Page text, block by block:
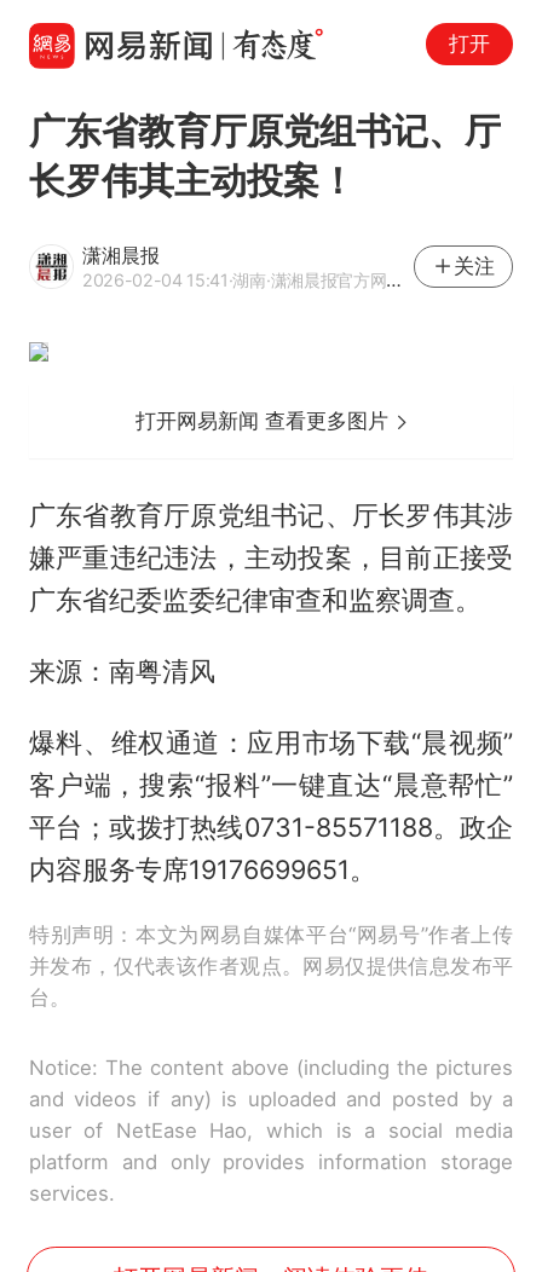
打开
广东省教育厅原党组书记、厅
长罗伟其主动投案！
潇湘晨报
2026-02-04 15:41·湖南·潇湘晨报官方网易号
关注
打开网易新闻 查看更多图片
广东省教育厅原党组书记、厅长罗伟其涉
嫌严重违纪违法，主动投案，目前正接受
广东省纪委监委纪律审查和监察调查。
来源：南粤清风
爆料、维权通道：应用市场下载“晨视频”
客户端，搜索“报料”一键直达“晨意帮忙”
平台；或拨打热线0731-85571188。政企
内容服务专席19176699651。
特别声明：本文为网易自媒体平台“网易号”作者上传
并发布，仅代表该作者观点。网易仅提供信息发布平
台。
Notice: The content above (including the pictures
and videos if any) is uploaded and posted by a
user of NetEase Hao, which is a social media
platform and only provides information storage
services.